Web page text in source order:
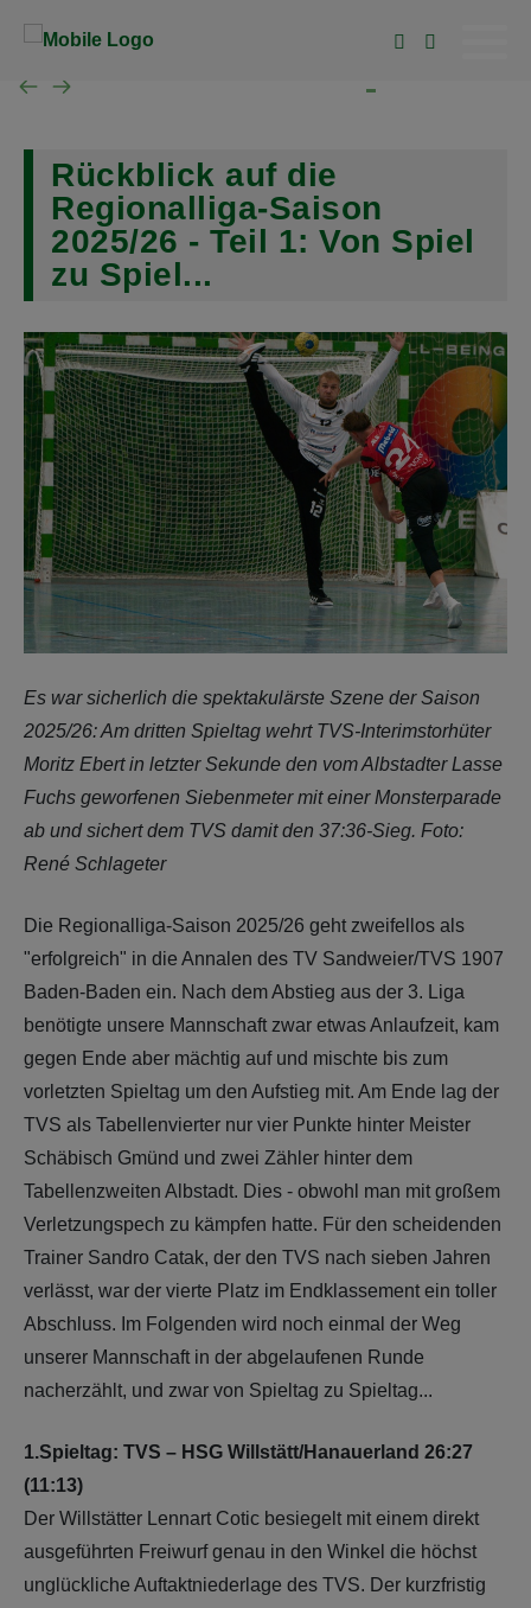
Rückblick auf die
Regionalliga-Saison
2025/26 - Teil 1: Von Spiel
zu Spiel...
Es war sicherlich die spektakulärste Szene der Saison
2025/26: Am dritten Spieltag wehrt TVS-Interimstorhüter
Moritz Ebert in letzter Sekunde den vom Albstadter Lasse
Fuchs geworfenen Siebenmeter mit einer Monsterparade
ab und sichert dem TVS damit den 37:36-Sieg. Foto:
René Schlageter
Die Regionalliga-Saison 2025/26 geht zweifellos als
"erfolgreich" in die Annalen des TV Sandweier/TVS 1907
Baden-Baden ein. Nach dem Abstieg aus der 3. Liga
benötigte unsere Mannschaft zwar etwas Anlaufzeit, kam
gegen Ende aber mächtig auf und mischte bis zum
vorletzten Spieltag um den Aufstieg mit. Am Ende lag der
TVS als Tabellenvierter nur vier Punkte hinter Meister
Schäbisch Gmünd und zwei Zähler hinter dem
Tabellenzweiten Albstadt. Dies - obwohl man mit großem
Verletzungspech zu kämpfen hatte. Für den scheidenden
Trainer Sandro Catak, der den TVS nach sieben Jahren
verlässt, war der vierte Platz im Endklassement ein toller
Abschluss. Im Folgenden wird noch einmal der Weg
unserer Mannschaft in der abgelaufenen Runde
nacherzählt, und zwar von Spieltag zu Spieltag...
1.Spieltag: TVS – HSG Willstätt/Hanauerland 26:27
(11:13)
Der Willstätter Lennart Cotic besiegelt mit einem direkt
ausgeführten Freiwurf genau in den Winkel die höchst
unglückliche Auftaktniederlage des TVS. Der kurzfristig
News
Mannschaft
Spielplan
Tabelle
News
Mannschaft
Spielplan
Tabelle
News
Mannschaft
Spielplan
Tabelle
News
Mannschaft
Spielplan
Tabelle